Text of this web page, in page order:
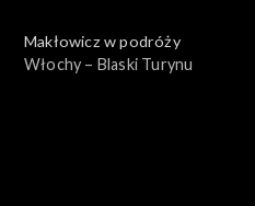
Makłowicz w podróży
Włochy – Blaski Turynu